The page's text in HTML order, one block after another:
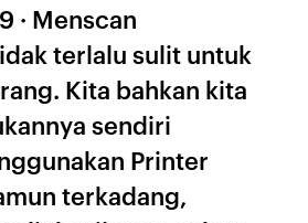
· Menscan
terlalu sulit untuk
Kita bahkan kita
sendiri
Printer
terkadang,